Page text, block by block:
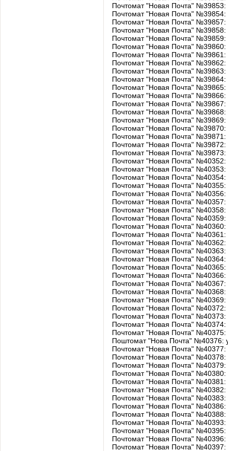
Почтомат "Новая Почта"
Почтомат "Новая Почта"
Почтомат "Новая Почта"
Почтомат "Новая Почта"
Почтомат "Новая Почта"
Почтомат "Новая Почта"
Почтомат "Новая Почта"
Почтомат "Новая Почта"
Почтомат "Новая Почта"
Почтомат "Новая Почта"
Почтомат "Новая Почта"
Почтомат "Новая Почта"
Почтомат "Новая Почта"
Почтомат "Новая Почта"
Почтомат "Новая Почта"
Почтомат "Новая Почта"
Почтомат "Новая Почта"
Почтомат "Новая Почта"
Почтомат "Новая Почта"
Почтомат "Новая Почта" №40352:
Почтомат "Новая Почта" №40353:
Почтомат "Новая Почта" №40354:
Почтомат "Новая Почта" №40355:
Почтомат "Новая Почта" №40356:
Почтомат "Новая Почта"
Почтомат "Новая Почта"
Почтомат "Новая Почта"
Почтомат "Новая Почта"
Почтомат "Новая Почта"
Почтомат "Новая Почта" №40362:
Почтомат "Новая Почта" №40363:
Почтомат "Новая Почта"
Почтомат "Новая Почта"
Почтомат "Новая Почта"
Почтомат "Новая Почта"
Почтомат "Новая Почта"
Почтомат "Новая Почта" №40369:
Почтомат "Новая Почта"
Почтомат "Новая Почта"
Почтомат "Новая Почта"
Почтомат "Новая Почта" №40375:
Поштомат "Нова Почта" №40376:
Почтомат "Новая Почта" №40377:
Почтомат "Новая Почта"
Почтомат "Новая Почта"
Почтомат "Новая Почта" №40380:
Почтомат "Новая Почта" №40381:
Почтомат "Новая Почта" №40382:
Почтомат "Новая Почта" №40383:
Почтомат "Новая Почта"
Почтомат "Новая Почта" №40388:
Почтомат "Новая Почта" №40393:
Почтомат "Новая Почта"
Почтомат "Новая Почта"
Почтомат "Новая Почта" №40397: